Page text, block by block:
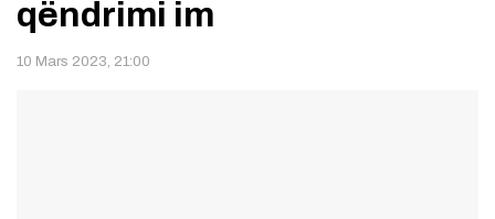
qëndrimi im
10 Mars 2023, 21:00